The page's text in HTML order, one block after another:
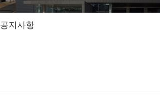
공지사항